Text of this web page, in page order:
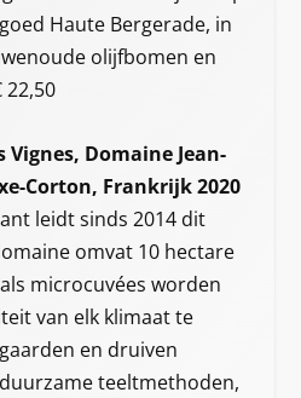
Haute Bergerade, in
olijfbomen en
22,50
Domaine Jean-
Corton, Frankrijk 2020
leidt sinds 2014 dit
omvat 10 hectare
microcuvées worden
van elk klimaat te
en druiven
teeltmethoden,